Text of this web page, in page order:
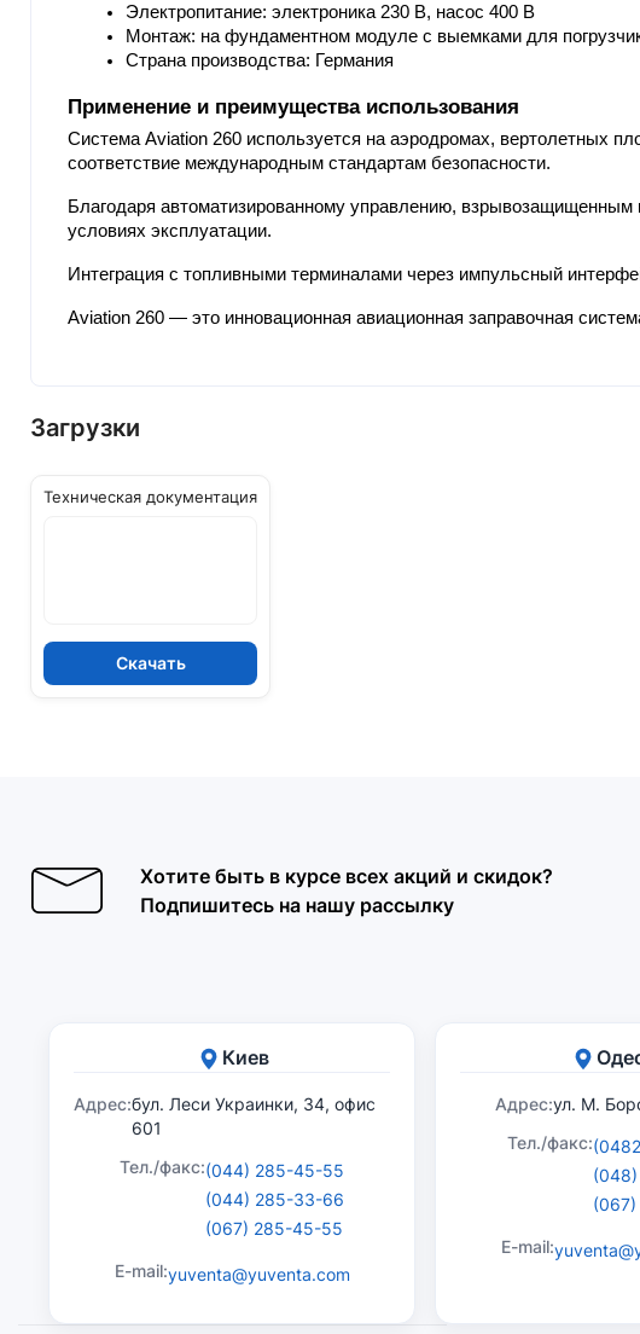
Электропитание: электроника 230 В, насос 400 В
Монтаж: на фундаментном модуле с выемками для
Страна производства: Германия
Применение и преимущества использования
Система Aviation 260 используется на аэродромах, вертолетных
соответствие международным стандартам безопасности.
Благодаря автоматизированному управлению,
условиях эксплуатации.
Интеграция с топливными терминалами через импульсный
Aviation 260 — это инновационная авиационная заправочная
Загрузки
Техническая документация
Скачать
Хотите быть в курсе всех акций и скидок?
Подпишитесь на нашу рассылку
Киев
Адрес:бул. Леси Украинки, 34, офис
601
Тел./факс:(044) 285-45-55
(044) 285-33-66
(067) 285-45-55
E-mail:yuventa@yuventa.com
Адрес:ул. М.
Тел./факс:
E-mail: